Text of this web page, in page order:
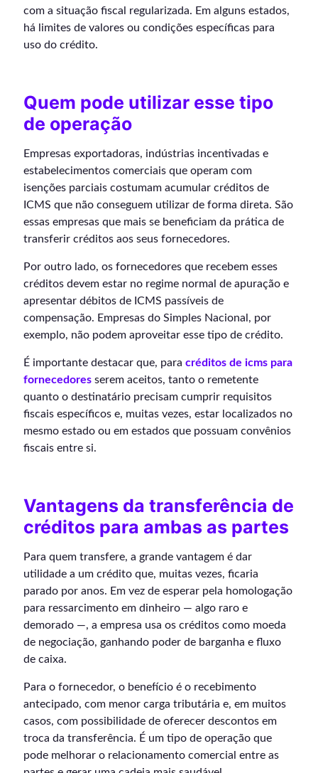
com a situação fiscal regularizada. Em alguns estados,
há limites de valores ou condições específicas para
uso do crédito.
Quem pode utilizar esse tipo
de operação
Empresas exportadoras, indústrias incentivadas e
estabelecimentos comerciais que operam com
isenções parciais costumam acumular créditos de
ICMS que não conseguem utilizar de forma direta. São
essas empresas que mais se beneficiam da prática de
transferir créditos aos seus fornecedores.
Por outro lado, os fornecedores que recebem esses
créditos devem estar no regime normal de apuração e
apresentar débitos de ICMS passíveis de
compensação. Empresas do Simples Nacional, por
exemplo, não podem aproveitar esse tipo de crédito.
É importante destacar que, para créditos de icms para
fornecedores serem aceitos, tanto o remetente
quanto o destinatário precisam cumprir requisitos
fiscais específicos e, muitas vezes, estar localizados no
mesmo estado ou em estados que possuam convênios
fiscais entre si.
Vantagens da transferência de
créditos para ambas as partes
Para quem transfere, a grande vantagem é dar
utilidade a um crédito que, muitas vezes, ficaria
parado por anos. Em vez de esperar pela homologação
para ressarcimento em dinheiro — algo raro e
demorado —, a empresa usa os créditos como moeda
de negociação, ganhando poder de barganha e fluxo
de caixa.
Para o fornecedor, o benefício é o recebimento
antecipado, com menor carga tributária e, em muitos
casos, com possibilidade de oferecer descontos em
troca da transferência. É um tipo de operação que
pode melhorar o relacionamento comercial entre as